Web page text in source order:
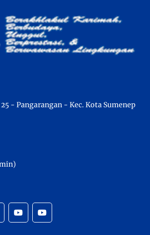
- Pangarangan - Kec. Kota Sumenep